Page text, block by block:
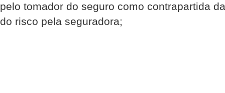
pelo tomador do seguro como contrapartida
do risco pela seguradora;